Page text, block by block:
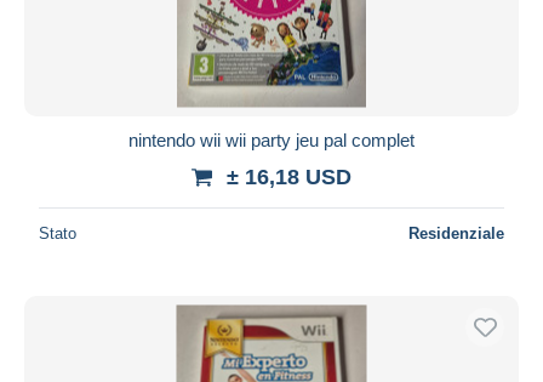
nintendo wii wii party jeu pal complet
± 16,18 USD
Stato Residenziale